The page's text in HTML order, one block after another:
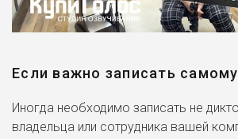
Если важно записать самому
Иногда необходимо записать не
владельца или сотрудника вашей